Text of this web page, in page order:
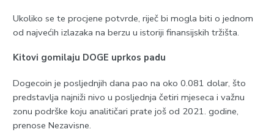
Ukoliko se te procjene potvrde, riječ bi mogla biti o jednom
od najvećih izlazaka na berzu u istoriji finansijskih tržišta.
Kitovi gomilaju DOGE uprkos padu
Dogecoin je posljednjih dana pao na oko 0.081 dolar, što
predstavlja najniži nivo u posljednja četiri mjeseca i važnu
zonu podrške koju analitičari prate još od 2021. godine,
prenose Nezavisne.